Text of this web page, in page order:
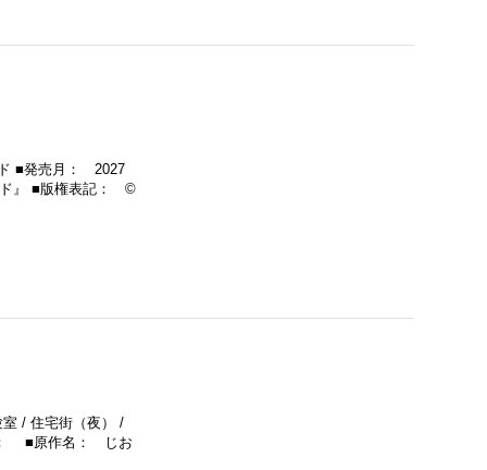
■発売月： 2027
』 ■版権表記： ©
/ 住宅街（夜） /
： ■原作名： じお